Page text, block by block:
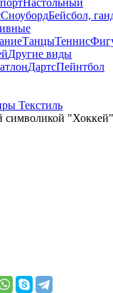
СноубордБейсбол,
ТанцыТеннис
Другие виды
ДартсПейнтбол
Текстиль
символикой